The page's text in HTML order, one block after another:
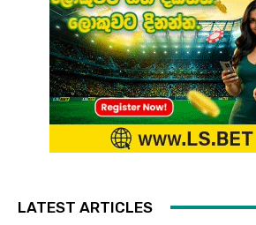
LATEST ARTICLES